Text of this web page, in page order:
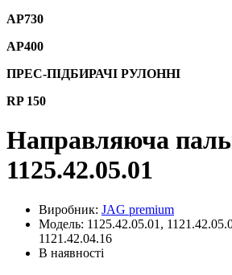
AP730
AP400
ПРЕС-ПІДБИРАЧІ РУЛОННІ
RP 150
Направляюча
1125.42.05.01
Виробник: JAG premium
Модель: 1125.42.05.01,
1121.42.04.16
В наявності